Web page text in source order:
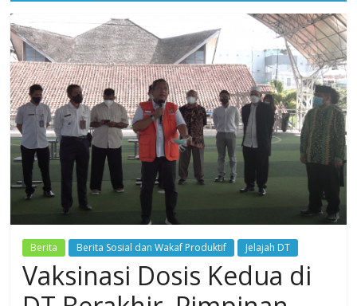
Dzikir,
Fikir,
Ikhtiar
Berita Berita Sosial dan Wakaf Produktif Jelajah DT
Vaksinasi Dosis Kedua di